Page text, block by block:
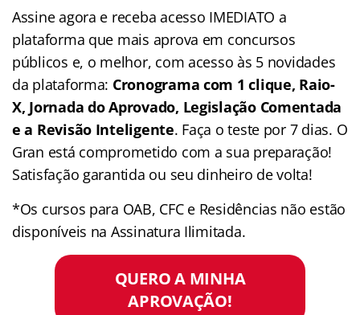
Assine agora e receba acesso IMEDIATO a
plataforma que mais aprova em concursos
públicos e, o melhor, com acesso às 5 novidades
da plataforma: Cronograma com 1 clique, Raio-
X, Jornada do Aprovado, Legislação Comentada
e a Revisão Inteligente. Faça o teste por 7 dias. O
Gran está comprometido com a sua preparação!
Satisfação garantida ou seu dinheiro de volta!
*Os cursos para OAB, CFC e Residências não estão
disponíveis na Assinatura Ilimitada.
QUERO A MINHA
APROVAÇÃO!